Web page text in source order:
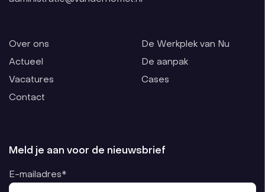
Over ons
Actueel
Vacatures
Contact
De Werkplek van Nu
De aanpak
Cases
Meld je aan voor de nieuwsbrief
E-mailadres*